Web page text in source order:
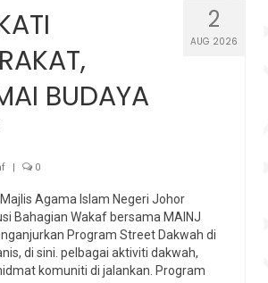
2
AUG 2026
BUDAYA
| 0
Majlis Agama Islam Negeri Johor
Bahagian Wakaf bersama MAINJ
Program Street Dakwah di
di sini. pelbagai aktiviti dakwah,
komuniti di jalankan. Program